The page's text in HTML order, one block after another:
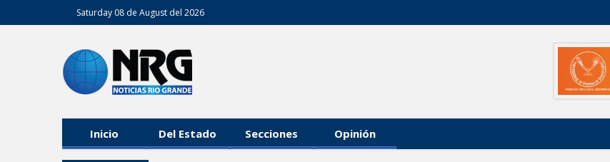
Saturday 08 de August del 2026
Inicio Del Estado Secciones Opinión